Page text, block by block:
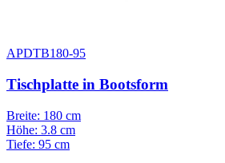
APDTB180-95
Tischplatte in Bootsform
Breite: 180 cm
Höhe: 3.8 cm
Tiefe: 95 cm